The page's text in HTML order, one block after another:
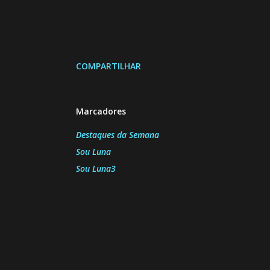
COMPARTILHAR
Marcadores
Destaques da Semana
Sou Luna
Sou Luna3